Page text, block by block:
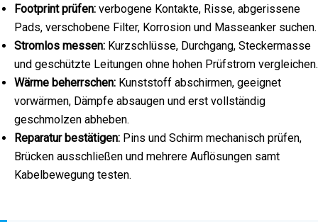
Footprint prüfen: verbogene Kontakte, Risse, abgerissene
Pads, verschobene Filter, Korrosion und Masseanker suchen.
Stromlos messen: Kurzschlüsse, Durchgang, Steckermasse
und geschützte Leitungen ohne hohen Prüfstrom vergleichen.
Wärme beherrschen: Kunststoff abschirmen, geeignet
vorwärmen, Dämpfe absaugen und erst vollständig
geschmolzen abheben.
Reparatur bestätigen: Pins und Schirm mechanisch prüfen,
Brücken ausschließen und mehrere Auflösungen samt
Kabelbewegung testen.